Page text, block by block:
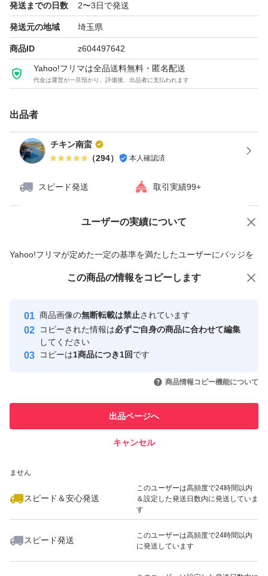
発送までの日数 2〜3日で発送
発送元の地域 埼玉県
商品ID z604497642
Yahoo!フリマは全品送料無料・匿名配送
代金は運営が一旦預かり、評価後、出品者に支払われます
出品者
チキン南蛮
（294） 本人確認済
スピード発送 取引実績99+
ユーザーの実績について
Yahoo!フリマが定めた一定の基準を満たしたユーザーにバッジを
付与しています
安心取引出品者
心・安全なユーザーです
取引実績
引を完了させた実績があります
での取引実績があります
ません
スピード＆安心発送
このユーザーは高頻度で24時間以内
＆設定した発送日数内に発送していま
す
スピード発送
このユーザーは高頻度で24時間以内
に発送しています
価格の相談 商品への質問
この商品の情報をコピーします
商品画像の無断転載は禁止されています
コピーされた情報は必ずご自身の商品に合わせて編集
してください
コピーは1商品につき1回です
商品情報コピー機能について
出品ページへ
キャンセル
この商品をみている人にオススメ
いいね！
2,300